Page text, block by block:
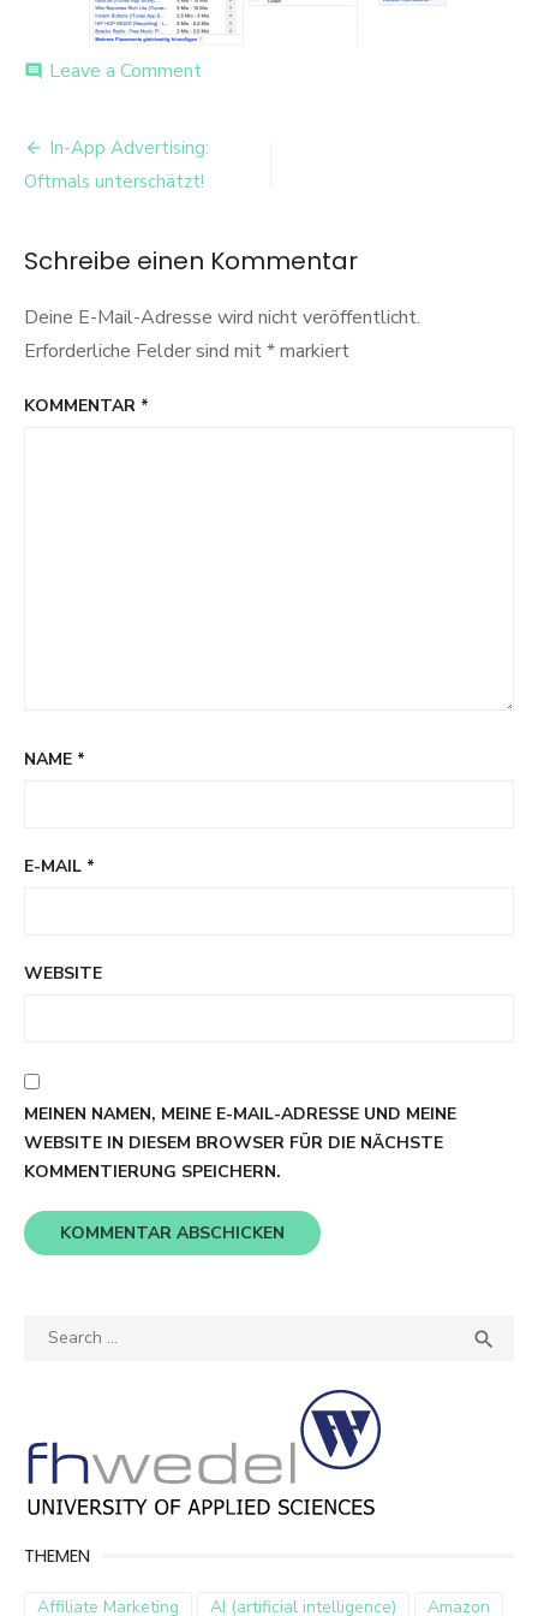
comment Leave a Commenton
Beitrags-
Navigation
In-App Advertising:
Oftmals unterschätzt!
Schreibe einen Kommentar
Deine E-Mail-Adresse wird nicht veröffentlicht.
Erforderliche Felder sind mit*markiert
KOMMENTAR *
NAME *
E-MAIL *
WEBSITE
MEINEN NAMEN, MEINE E-MAIL-ADRESSE UND MEINE
WEBSITE IN DIESEM BROWSER FÜR DIE NÄCHSTE
KOMMENTIERUNG SPEICHERN.
Search

THEMEN
Affiliate Marketing AI (artificial intelligence) Amazon